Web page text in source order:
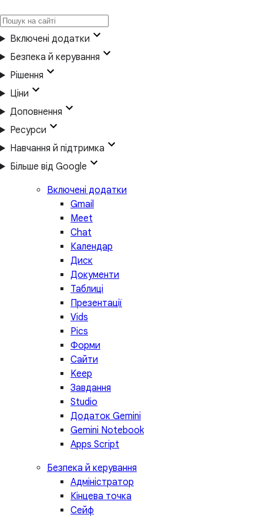
Включені додатки
Безпека й керування
Рішення
Ціни
Доповнення
Ресурси
Навчання й підтримка
Більше від Google
Включені додатки
Gmail
Meet
Chat
Календар
Диск
Документи
Таблиці
Презентації
Vids
Pics
Форми
Сайти
Keep
Завдання
Studio
Додаток Gemini
Gemini Notebook
Apps Script
Безпека й керування
Адміністратор
Кінцева точка
Сейф